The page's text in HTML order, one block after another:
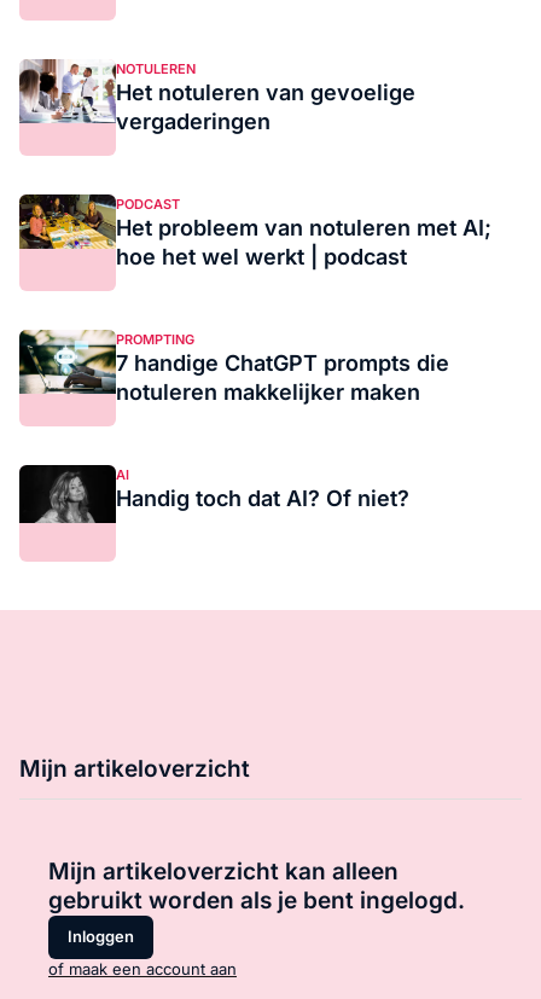
NOTULEREN
Het notuleren van gevoelige
vergaderingen
PODCAST
Het probleem van notuleren met AI;
hoe het wel werkt | podcast
PROMPTING
7 handige ChatGPT prompts die
notuleren makkelijker maken
AI
Handig toch dat AI? Of niet?
Mijn artikeloverzicht
Mijn artikeloverzicht kan alleen
gebruikt worden als je bent ingelogd.
Inloggen
of maak een account aan